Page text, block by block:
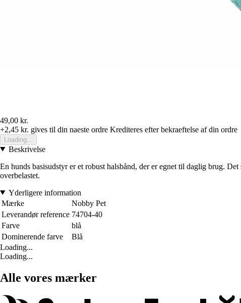
49,00 kr.
+2,45 kr. gives til din naeste ordre Krediteres efter bekraeftelse af din ordre
Loading...
Beskrivelse
En hunds basisudstyr er et robust halsbånd, der er egnet til daglig brug.
overbelastet.
Yderligere information
Mærke
Nobby Pet
Leverandør reference 74704-40
Farve
blå
Dominerende farve
Blå
Loading...
Loading...
Alle vores mærker